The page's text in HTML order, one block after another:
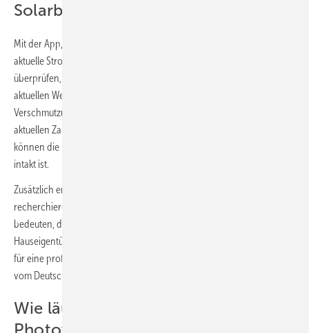
Solarbatterie selbst überprüfen?
Mit der App, mit der die Photovoltaikanlage überwacht und der
aktuelle Stromertrag angezeigt werden kann, lässt sich auch
überprüfen, ob die Anlage ordnungsgemäß funktioniert. Liegen die
aktuellen Werte unter den Soll-Erträgen, kann das ein Hinweis auf eine
Verschmutzung oder Störung der Anlage sein. Sinnvoll ist auch, die
aktuellen Zahlen mit den Vorjahreswerten zu vergleichen. In der App
können die Besitzer außerdem auch ablesen, ob der Batteriespeicher
intakt ist.
Zusätzlich empfiehlt es sich, lokale Vergleichswerte im Internet zu
recherchieren. Größere Abweichungen nach unten können
bedeuten, dass die Anlage nicht voll funktionstüchtig ist. „Dann sollten
Hauseigentümerinnen und Hauseigentümer nicht zögern, Fachleute
für eine professionelle Inspektion hinzuzuziehen“, sagt Birgit Groh
vom Deutschen Energieberater-Netzwerk (
Wie läuft die Prüfung der